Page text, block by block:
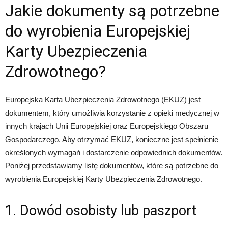
Jakie dokumenty są potrzebne
do wyrobienia Europejskiej
Karty Ubezpieczenia
Zdrowotnego?
Europejska Karta Ubezpieczenia Zdrowotnego (EKUZ) jest
dokumentem, który umożliwia korzystanie z opieki medycznej w
innych krajach Unii Europejskiej oraz Europejskiego Obszaru
Gospodarczego. Aby otrzymać EKUZ, konieczne jest spełnienie
określonych wymagań i dostarczenie odpowiednich dokumentów.
Poniżej przedstawiamy listę dokumentów, które są potrzebne do
wyrobienia Europejskiej Karty Ubezpieczenia Zdrowotnego.
1. Dowód osobisty lub paszport